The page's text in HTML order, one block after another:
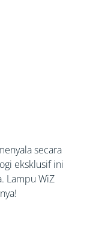
secara
eksklusif ini
Lampu WiZ